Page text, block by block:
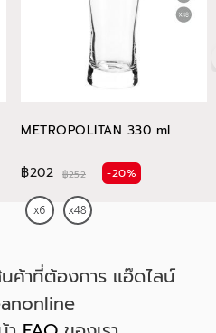
METROPOLITAN 330 ml
฿202 ฿252 -20%
ค้าที่ต้องการ แอ๊ดไลน์